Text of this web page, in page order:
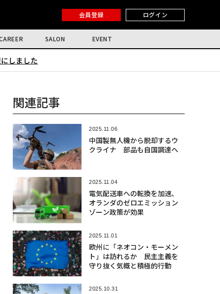
会員登録 ログイン
SALON EVENT
しました
関連記事
2025.11.06
中国製無人機から脱却するウ
クライナ 部品も自国調達へ
2025.11.04
電気配送車への転換を加速、
オランダのゼロエミッション
ゾーン政策が効果
2025.11.01
欧州に「ネオコン・モーメン
ト」は訪れるか 民主主義を
守り抜く気概と積極的行動
2025.10.31